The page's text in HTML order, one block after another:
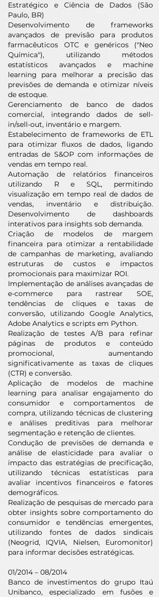
Estratégico e Ciência de Dados (São
Paulo, BR)
Desenvolvimento de frameworks
avançados de previsão para produtos
farmacêuticos OTC e genéricos ("Neo
Química"), utilizando métodos
estatísticos avançados e machine
learning para melhorar a precisão das
previsões de demanda e otimizar níveis
de estoque.
Gerenciamento de banco de dados
comercial, integrando dados de sell-
in/sell-out, inventário e margem.
Estabelecimento de frameworks de ETL
para otimizar fluxos de dados, ligando
entradas de S&OP com informações de
vendas em tempo real.
Automação de relatórios financeiros
utilizando R e SQL, permitindo
visualização em tempo real de dados de
vendas, inventário e distribuição.
Desenvolvimento de dashboards
interativos para insights sob demanda.
Criação de modelos de margem
financeira para otimizar a rentabilidade
de campanhas de marketing, avaliando
estruturas de custos e impactos
promocionais para maximizar ROI.
Implementação de análises avançadas de
e-commerce para rastrear SOE,
tendências de cliques e taxas de
conversão, utilizando Google Analytics,
Adobe Analytics e scripts em Python.
Realização de testes A/B para refinar
páginas de produtos e conteúdo
promocional, aumentando
significativamente as taxas de cliques
(CTR) e conversão.
Aplicação de modelos de machine
learning para analisar engajamento do
consumidor e comportamentos de
compra, utilizando técnicas de clustering
e análises preditivas para melhorar
segmentação e retenção de clientes.
Condução de previsões de demanda e
análise de elasticidade para avaliar o
impacto das estratégias de precificação,
utilizando técnicas estatísticas para
avaliar incentivos financeiros e fatores
demográficos.
Realização de pesquisas de mercado para
obter insights sobre comportamento do
consumidor e tendências emergentes,
utilizando fontes de dados sindicais
(Neogrid, IQVIA, Nielsen, Euromonitor)
para informar decisões estratégicas.
01/2014 – 08/2014
Banco de investimentos do grupo Itaú
Unibanco, especializado em fusões e